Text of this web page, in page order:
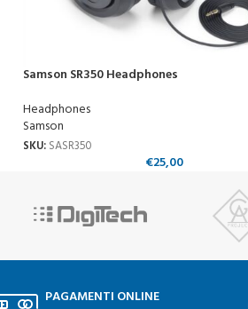
Samson SR350 Headphones
Headphones
Samson
SKU: SASR350
€25,00
PAGAMENTI ONLINE